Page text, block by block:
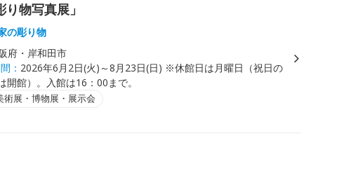
物写真展」
の彫り物
府・岸和田市
： 2026年6月2日(火)～8月23日(日) ※休館日は月曜日（祝日の
開館）。入館は16：00まで。
術展・博物展・展示会